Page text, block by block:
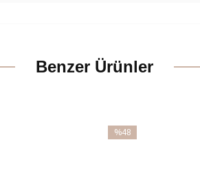
Benzer Ürünler
%48